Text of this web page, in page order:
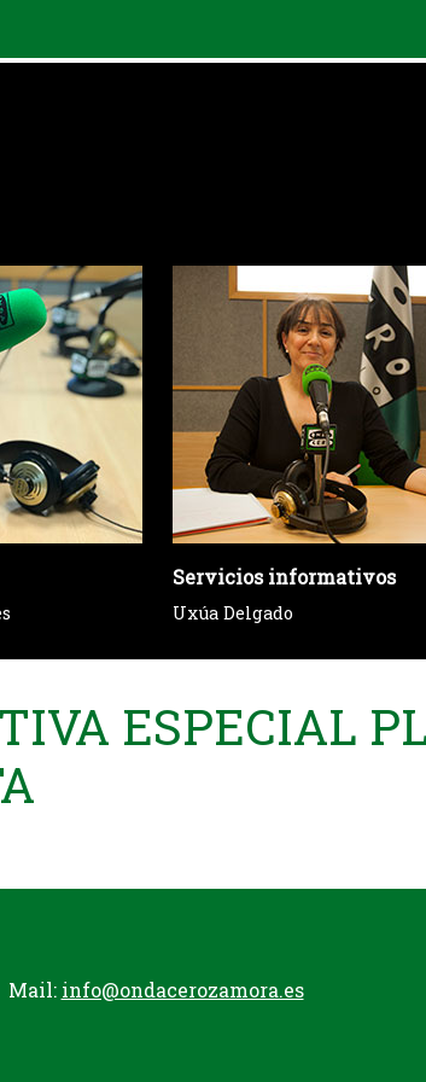
Servicios informativos
Uxúa Delgado
ESPECIAL
Mail: info@ondacerozamora.es